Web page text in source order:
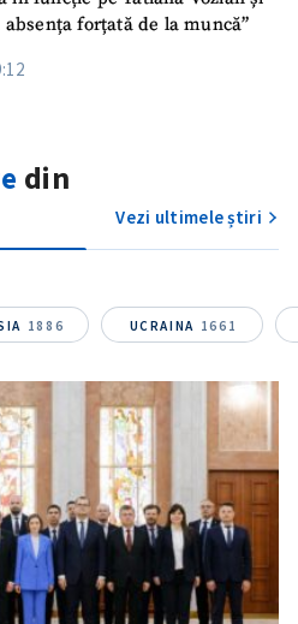
forțată de la muncă”
din
Vezi ultimele știri
1886 UCRAINA 1661